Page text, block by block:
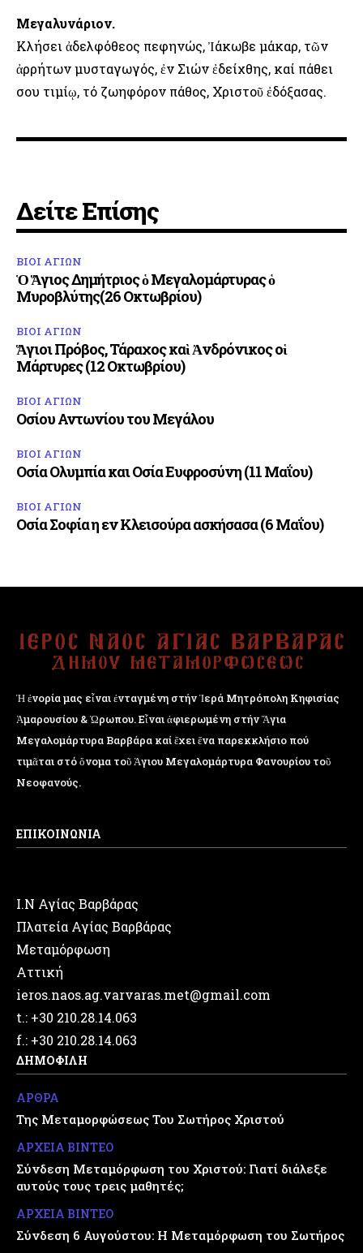
Μεγαλυνάριον.
Κλήσει ἀδελφόθεος πεφηνώς, Ἰάκωβε μάκαρ, τῶν
ἀρρήτων μυσταγωγός, ἐν Σιών ἐδείχθης, καί πάθει
σου τιμίῳ, τό ζωηφόρον πάθος, Χριστοῦ ἐδόξασας.
Δείτε Επίσης
ΒΙΟΙ ΑΓΙΩΝ
Ὁ Ἅγιος Δημήτριος ὁ Μεγαλομάρτυρας ὁ
Μυροβλύτης(26 Οκτωβρίου)
ΒΙΟΙ ΑΓΙΩΝ
Ἅγιοι Πρόβος, Τάραχος καὶ Ἀνδρόνικος οἱ
Μάρτυρες (12 Οκτωβρίου)
ΒΙΟΙ ΑΓΙΩΝ
Οσίου Αντωνίου του Μεγάλου
ΒΙΟΙ ΑΓΙΩΝ
Οσία Ολυμπία και Οσία Ευφροσύνη (11 Μαΐου)
ΒΙΟΙ ΑΓΙΩΝ
Οσία Σοφία η εν Κλεισούρα ασκήσασα (6 Μαΐου)
Ἡ ἐνορία μας εἶναι ἐνταγμένη στήν Ἱερά Μητρόπολη Κηφισίας
Ἁμαρουσίου & Ὠρωπου. Εἶναι ἀφιερωμένη στήν Ἅγια
Μεγαλομάρτυρα Βαρβάρα καί ἔχει ἕνα παρεκκλήσιο πού
τιμᾶται στό ὄνομα τοῦ Ἁγιου Μεγαλομάρτυρα Φανουρίου τοῦ
Νεοφανούς.
ΕΠΙΚΟΙΝΩΝΙΑ
Ι.Ν Αγίας Βαρβάρας
Πλατεία Αγίας Βαρβάρας
Μεταμόρφωση
Αττική
ieros.naos.ag.varvaras.met@gmail.com
t.: +30 210.28.14.063
f.: +30 210.28.14.063
ΔΗΜΟΦΙΛΗ
ΑΡΘΡΑ
Της Μεταμορφώσεως Του Σωτήρος Χριστού
ΑΡΧΕΙΑ ΒΙΝΤΕΟ
Σύνδεση Μεταμόρφωση του Χριστού: Γιατί διάλεξε
αυτούς τους τρεις μαθητές;
ΑΡΧΕΙΑ ΒΙΝΤΕΟ
Σύνδεση 6 Αυγούστου: Η Μεταμόρφωση του Σωτήρος